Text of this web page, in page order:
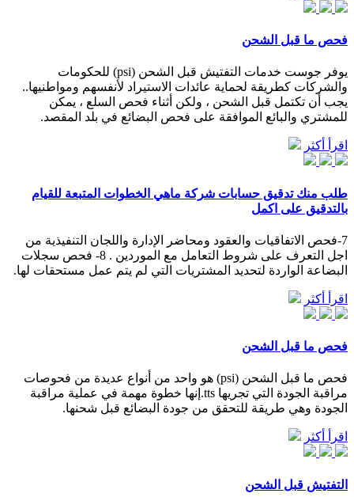
فحص ما قبل الشحن
يوفر جوست خدمات التفتيش قبل الشحن (psi) للحكومات
والشركات كطريقة لحماية عائدات الاستيراد لأنفسهم ومواطنيها..
يجب أن تكتمل قبل الشحن ، ولكن أثناء فحص السلع ، يمكن
للمشتري والبائع الموافقة على فحص البضائع في بلد المقصد.
اقرأ أكثر
طلب منك تدقيق حسابات شركة ماهي الخطوات المتبعة للقيام
بالتدقيق على اكمل
7-فحص الاتفاقيات والعقود ومحاضر الإدارة واللجان التنفيذية من
اجل التعرف على شروط التعامل مع الموردين . 8- فحص سجلات
البضاعة الواردة لتحديد المشتريات التي لم يتم عمل مستحقات لها.
اقرأ أكثر
فحص ما قبل الشحن
فحص ما قبل الشحن (psi) هو واحد من أنواع عديدة من فحوصات
مراقبة الجودة التي تجريها tts.إنها خطوة مهمة في عملية مراقبة
الجودة وهي طريقة للتحقق من جودة البضائع قبل شحنها.
اقرأ أكثر
التفتيش قبل الشحن